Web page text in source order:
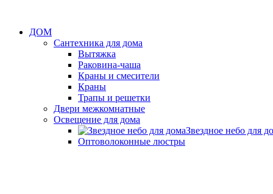
ДОМ
Сантехника для дома
Вытяжка
Раковина-чаша
Краны и смесители
Краны
Трапы и решетки
Двери межкомнатные
Освещение для дома
Звездное небо для
Оптоволоконные люстры